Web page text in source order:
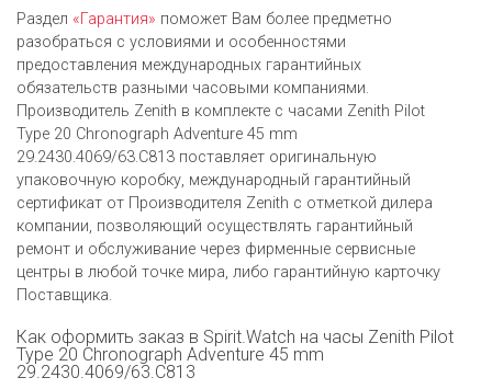
Раздел «Гарантия» поможет Вам более предметно
разобраться с условиями и особенностями
предоставления международных гарантийных
обязательств разными часовыми компаниями.
Производитель Zenith в комплекте с часами Zenith Pilot
Type 20 Chronograph Adventure 45 mm
29.2430.4069/63.C813 поставляет оригинальную
упаковочную коробку, международный гарантийный
сертификат от Производителя Zenith c отметкой дилера
компании, позволяющий осуществлять гарантийный
ремонт и обслуживание через фирменные сервисные
центры в любой точке мира, либо гарантийную карточку
Поставщика.
Как оформить заказ в Spirit.Watch на часы Zenith Pilot
Type 20 Chronograph Adventure 45 mm
29.2430.4069/63.C813